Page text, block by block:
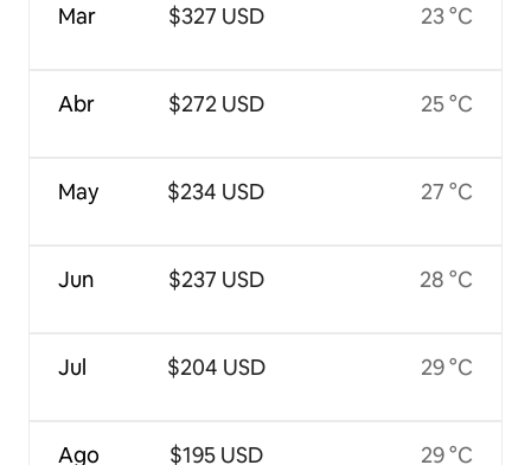
Mar
Abr
May
Jun
Jul
Ago
$327 USD
$272 USD
$234 USD
$237 USD
$204 USD
$195 USD
23 °C
25 °C
27 °C
28 °C
29 °C
29 °C